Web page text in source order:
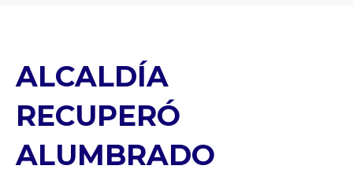
ALCALDÍA
RECUPERÓ
ALUMBRADO